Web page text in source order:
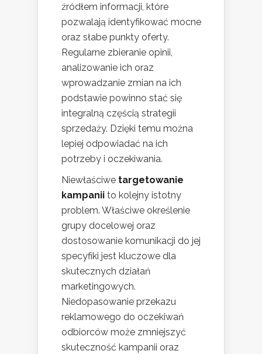
źródłem informacji, które
pozwalają identyfikować mocne
oraz słabe punkty oferty.
Regularne zbieranie opinii,
analizowanie ich oraz
wprowadzanie zmian na ich
podstawie powinno stać się
integralną częścią strategii
sprzedaży. Dzięki temu można
lepiej odpowiadać na ich
potrzeby i oczekiwania.
Niewłaściwe targetowanie
kampanii to kolejny istotny
problem. Właściwe określenie
grupy docelowej oraz
dostosowanie komunikacji do jej
specyfiki jest kluczowe dla
skutecznych działań
marketingowych.
Niedopasowanie przekazu
reklamowego do oczekiwań
odbiorców może zmniejszyć
skuteczność kampanii oraz